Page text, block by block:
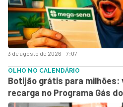
3 de agosto de 2026 - 7:07
OLHO NO CALENDÁRIO
Botijão grátis para milhões:
recarga no Programa Gás